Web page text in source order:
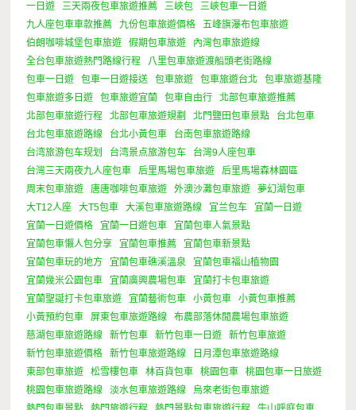
一日遊 三天兩夜包車旅遊推薦 三峽包
三峽包車一日遊
九人座包車車款推薦
九份包車旅遊價格
五峰旗瀑布包車旅遊
伯朗咖啡城堡包車旅遊
假期包車旅遊
內灣包車旅遊線
全台包車旅遊熱門路線行程
八里包車旅遊渡船頭老街路線
包車一日遊
包車一日遊接送 包車旅遊 包車旅遊台北
包車旅遊基隆
包車旅遊多日遊
包車旅遊宜蘭 包車自由行
北部包車旅遊推薦
北部包車旅遊行程
北部包車旅遊規劃 北門鹽田包車景點
台北包車
台北包車旅遊路線
台北小黃包車
台南包車旅遊路線
台湾旅游包车规划
台湾景点旅游包车
台灣9人座包車
台灣三天兩夜九人座包車
后里馬場包車旅遊
后里馬場森林園區
周末包車旅遊
唐唐咖啡包車旅遊 外澳沙灘包車旅遊
夢幻湖包車
大T12人座
大T5包車 大溪包車旅遊路線 宜兰包车
宜蘭一日遊
宜蘭一日遊價格
宜蘭一日遊包車
宜蘭包車人氣景點
宜蘭包車懶人包分享
宜蘭包車推薦
宜蘭包車新景點
宜蘭包車玩的地方
宜蘭包車礁溪溫泉
宜蘭包車福山植物園
宜蘭幾米公園包車
宜蘭廣興農場包車
宜蘭打卡包車旅遊
宜蘭聖誕打卡包車旅遊
宜蘭藝術包車 小黃包車
小黃包車推薦
小黃預約包車
屏東包車旅遊路線
布農部落休閒農場包車旅遊
慈湖包車旅遊路線
新竹包車 新竹包車一日遊
新竹包車旅遊
新竹包車旅遊價格
新竹包車旅遊路線
日月潭包車旅遊路線
東部包車旅遊
松雪樓包車 林百貨包車 桃園包車
桃園包車一日旅遊
桃園包車旅遊路線
淡水包車旅遊路線
烏來老街包車旅遊